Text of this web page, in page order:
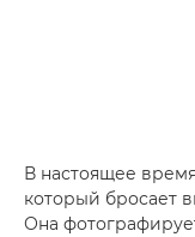
В настоящее
который бросает
Она